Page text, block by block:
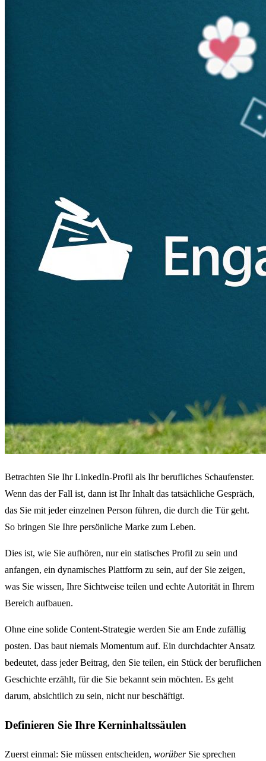
Betrachten Sie Ihr LinkedIn-Profil als Ihr berufliches Schaufenster.
Wenn das der Fall ist, dann ist Ihr Inhalt das tatsächliche Gespräch,
das Sie mit jeder einzelnen Person führen, die durch die Tür geht.
So bringen Sie Ihre persönliche Marke zum Leben.
Dies ist, wie Sie aufhören, nur ein statisches Profil zu sein und
anfangen, ein dynamisches Plattform zu sein, auf der Sie zeigen,
was Sie wissen, Ihre Sichtweise teilen und echte Autorität in Ihrem
Bereich aufbauen.
Ohne eine solide Content-Strategie werden Sie am Ende zufällig
posten. Das baut niemals Momentum auf. Ein durchdachter Ansatz
bedeutet, dass jeder Beitrag, den Sie teilen, ein Stück der beruflichen
Geschichte erzählt, für die Sie bekannt sein möchten. Es geht
darum, absichtlich zu sein, nicht nur beschäftigt.
Definieren Sie Ihre Kerninhaltssäulen
Zuerst einmal: Sie müssen entscheiden, worüberSie sprechen